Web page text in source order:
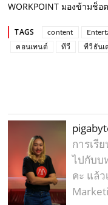
WORKPOINT มองข้ามช็อ
TAGS content
คอนเทนต์
ทีวี ทีวีธันเ
การเรี
ไปกับบ
คะ แล้